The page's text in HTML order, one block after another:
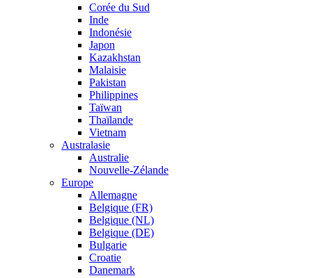
Corée du Sud
Inde
Indonésie
Japon
Kazakhstan
Malaisie
Pakistan
Philippines
Taïwan
Thaïlande
Vietnam
Australasie
Australie
Nouvelle-Zélande
Europe
Allemagne
Belgique (FR)
Belgique (NL)
Belgique (DE)
Bulgarie
Croatie
Danemark